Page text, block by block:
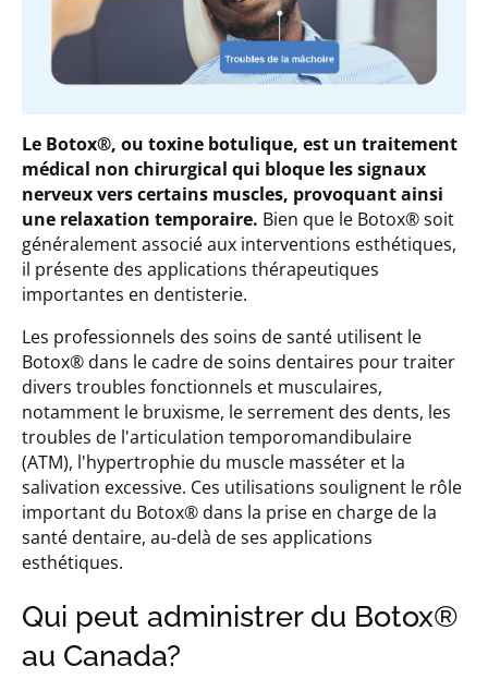
Le Botox®, ou toxine botulique, est un traitement
médical non chirurgical qui bloque les signaux
nerveux vers certains muscles, provoquant ainsi
une relaxation temporaire. Bien que le Botox® soit
généralement associé aux interventions esthétiques,
il présente des applications thérapeutiques
importantes en dentisterie.
Les professionnels des soins de santé utilisent le
Botox® dans le cadre de soins dentaires pour traiter
divers troubles fonctionnels et musculaires,
notamment le bruxisme, le serrement des dents, les
troubles de l'articulation temporomandibulaire
(ATM), l'hypertrophie du muscle masséter et la
salivation excessive. Ces utilisations soulignent le rôle
important du Botox® dans la prise en charge de la
santé dentaire, au-delà de ses applications
esthétiques.
Qui peut administrer du Botox®
au Canada?